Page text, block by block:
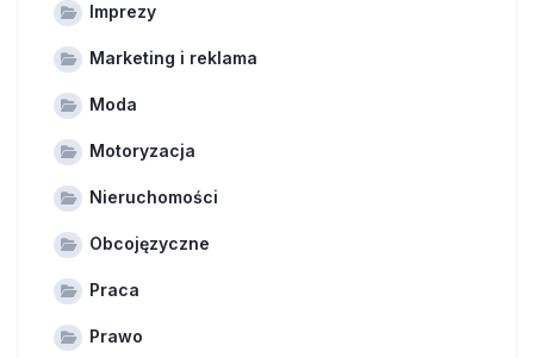
Imprezy
Marketing i reklama
Moda
Motoryzacja
Nieruchomości
Obcojęzyczne
Praca
Prawo